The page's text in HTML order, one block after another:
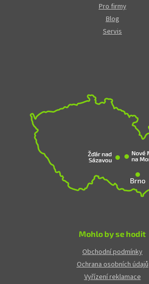
Pro firmy
Blog
Servis
Mohlo by se hodit
Obchodní podmínky
Ochrana osobních údajů
Vyřízení reklamace